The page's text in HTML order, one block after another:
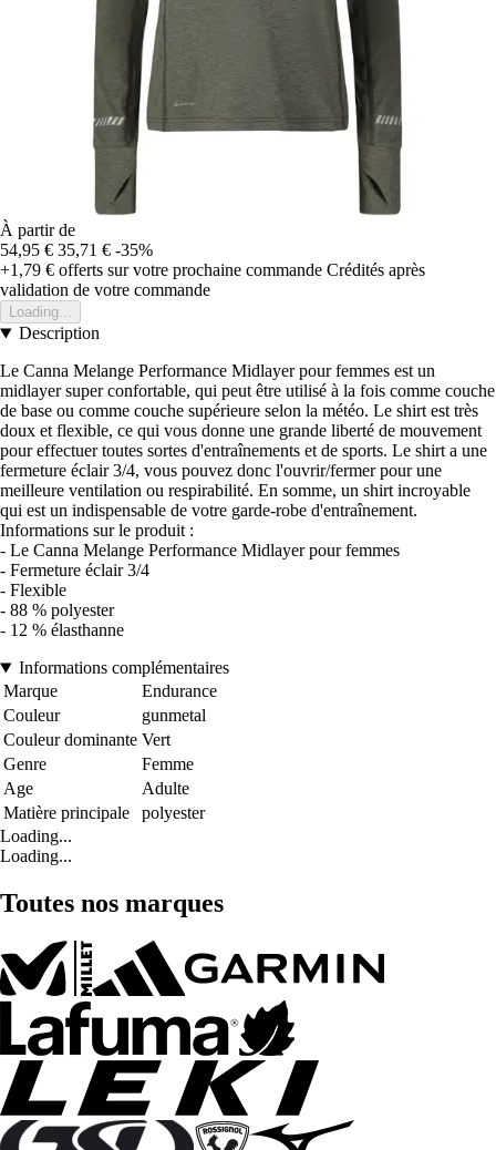
À partir de
54,95 € 35,71 € -35%
+1,79 € offerts sur votre prochaine commande Crédités après
validation de votre commande
Loading...
Description
Le Canna Melange Performance Midlayer pour femmes est un
midlayer super confortable, qui peut être utilisé à la fois comme couche
de base ou comme couche supérieure selon la météo. Le shirt est très
doux et flexible, ce qui vous donne une grande liberté de mouvement
pour effectuer toutes sortes d'entraînements et de sports. Le shirt a une
fermeture éclair 3/4, vous pouvez donc l'ouvrir/fermer pour une
meilleure ventilation ou respirabilité. En somme, un shirt incroyable
qui est un indispensable de votre garde-robe d'entraînement.
Informations sur le produit :
- Le Canna Melange Performance Midlayer pour femmes
- Fermeture éclair 3/4
- Flexible
- 88 % polyester
- 12 % élasthanne
Informations complémentaires
Marque
Endurance
Couleur
gunmetal
Couleur dominante Vert
Genre
Femme
Age
Adulte
Matière principale
polyester
Loading...
Loading...
Toutes nos marques